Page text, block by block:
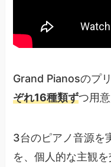
Grand Pianosのプ
ぞれ16種類ずつ用
3台のピアノ音源を
を、個人的な主観